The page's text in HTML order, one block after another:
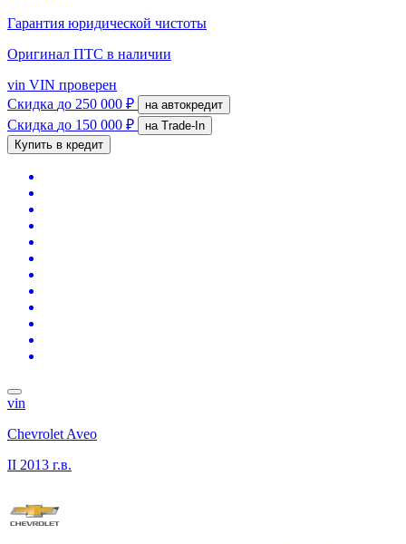
Гарантия юридической чистоты
Оригинал ПТС в наличии
vin VIN проверен
Скидка до 250 000 ₽ на автокредит
Скидка до 150 000 ₽
на Trade-In
Купить в кредит
vin
Chevrolet Aveo
II 2013 г.в.